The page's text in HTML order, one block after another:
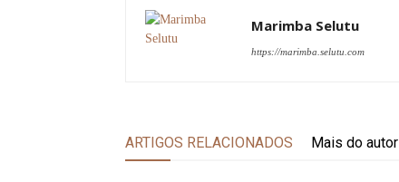
Marimba Selutu
https://marimba.selutu.com
ARTIGOS RELACIONADOS Mais do autor